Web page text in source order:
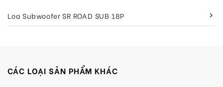
Loa Subwoofer SR ROAD SUB 18P keyboard_arrow_right
CÁC LOẠI SẢN PHẨM KHÁC